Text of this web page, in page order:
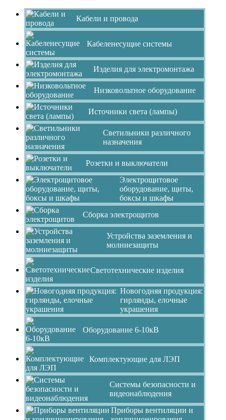
Кабели и провода
Кабеленесущие системы
Изделия для электромонтажа
Низковольтное оборудование
Источники света (лампы)
Светильники различного
назначения
Розетки и выключатели
Электрощитовое
оборудование, щиты,
боксы и шкафы
Сборка электрощитов
Устройства заземления и
молниезащиты
Светотехнические изделия
Новогодняя продукция:
гирлянды, елочные
украшения
Оборудование 6-10кВ
Комплектующие для ЛЭП
Системы безопасности и
видеонаблюдения
Приборы вентиляции и